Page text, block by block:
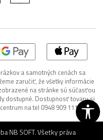
a samotných cenách sa
zaručiť, že všetky informácie
na stránke sú súčasťou
dostupné. Dostupnosť tovaru si
na tel 0948 909 111.
NB SOFT. Všetky práva